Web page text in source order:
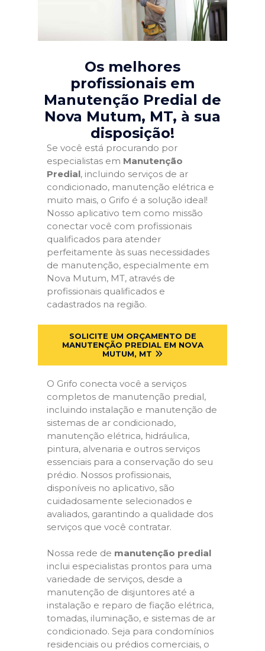
Os melhores
profissionais em
Manutenção Predial de
Nova Mutum, MT, à sua
disposição!
Se você está procurando por
especialistas em Manutenção
Predial, incluindo serviços de ar
condicionado, manutenção elétrica e
muito mais, o Grifo é a solução ideal!
Nosso aplicativo tem como missão
conectar você com profissionais
qualificados para atender
perfeitamente às suas necessidades
de manutenção, especialmente em
Nova Mutum, MT, através de
profissionais qualificados e
cadastrados na região.
SOLICITE UM ORÇAMENTO DE
MANUTENÇÃO PREDIAL EM NOVA
MUTUM, MT
O Grifo conecta você a serviços
completos de manutenção predial,
incluindo instalação e manutenção de
sistemas de ar condicionado,
manutenção elétrica, hidráulica,
pintura, alvenaria e outros serviços
essenciais para a conservação do seu
prédio. Nossos profissionais,
disponíveis no aplicativo, são
cuidadosamente selecionados e
avaliados, garantindo a qualidade dos
serviços que você contratar.
Nossa rede de manutenção predial
inclui especialistas prontos para uma
variedade de serviços, desde a
manutenção de disjuntores até a
instalação e reparo de fiação elétrica,
tomadas, iluminação, e sistemas de ar
condicionado. Seja para condomínios
residenciais ou prédios comerciais, o